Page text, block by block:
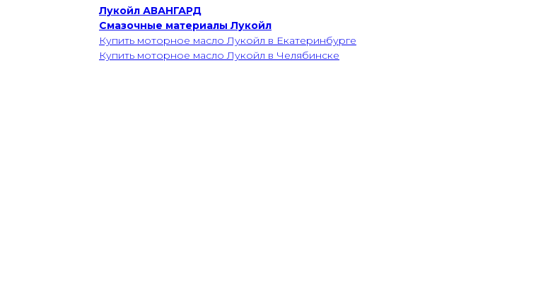
Лукойл АВАНГАРД
Смазочные материалы Лукойл
Купить моторное масло Лукойл в Екатеринбурге
Купить моторное масло Лукойл в Челябинске